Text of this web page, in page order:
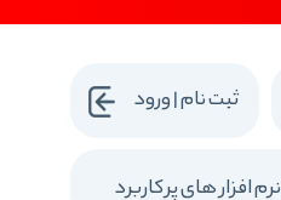
نرم افزار های پرکاربرد
ثبت نام | ورود